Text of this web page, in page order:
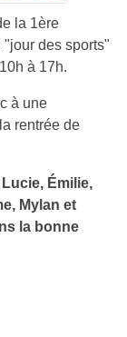
la 1ère
des sports"
à 17h.
à une
rentrée de
Émilie,
Mylan et
la bonne